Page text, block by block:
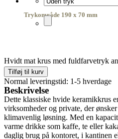
Trykområde 190 x 70 mm
Hvidt mat krus med fuldfarvetryk
Tilføj til kurv
Normal leveringstid: 1-5 hverdage
Beskrivelse
Dette klassiske hvide keramikkrus
virksomheder og private, der
klimavenlig løsning. Med en
varme drikke som kaffe, te eller
daglig brug på kontoret, i kantinen